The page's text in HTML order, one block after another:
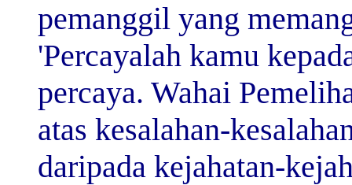
pemanggil yang
'Percayalah kamu
percaya. Wahai
atas kesalahan-
daripada kejahatan-